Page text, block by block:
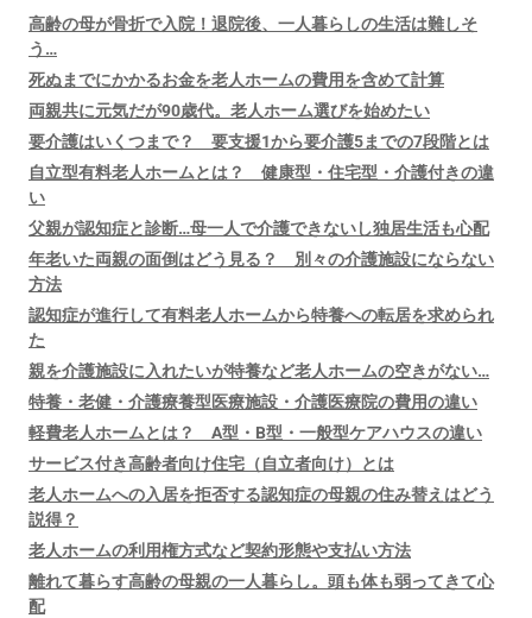
高齢の母が骨折で入院！退院後、一人暮らしの生活は難しそ
う…
死ぬまでにかかるお金を老人ホームの費用を含めて計算
両親共に元気だが90歳代。老人ホーム選びを始めたい
要介護はいくつまで？ 要支援1から要介護5までの7段階とは
自立型有料老人ホームとは？ 健康型・住宅型・介護付きの違
い
父親が認知症と診断…母一人で介護できないし独居生活も心配
年老いた両親の面倒はどう見る？ 別々の介護施設にならない
方法
認知症が進行して有料老人ホームから特養への転居を求められ
た
親を介護施設に入れたいが特養など老人ホームの空きがない…
特養・老健・介護療養型医療施設・介護医療院の費用の違い
軽費老人ホームとは？ A型・B型・一般型ケアハウスの違い
サービス付き高齢者向け住宅（自立者向け）とは
老人ホームへの入居を拒否する認知症の母親の住み替えはどう
説得？
老人ホームの利用権方式など契約形態や支払い方法
離れて暮らす高齢の母親の一人暮らし。頭も体も弱ってきて心
配